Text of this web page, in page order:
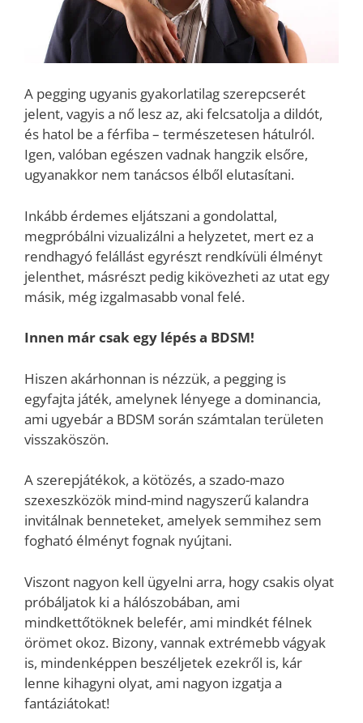
A pegging ugyanis gyakorlatilag szerepcserét
jelent, vagyis a nő lesz az, aki felcsatolja a dildót,
és hatol be a férfiba – természetesen hátulról.
Igen, valóban egészen vadnak hangzik elsőre,
ugyanakkor nem tanácsos élből elutasítani.
Inkább érdemes eljátszani a gondolattal,
megpróbálni vizualizálni a helyzetet, mert ez a
rendhagyó felállást egyrészt rendkívüli élményt
jelenthet, másrészt pedig kikövezheti az utat egy
másik, még izgalmasabb vonal felé.
Innen már csak egy lépés a BDSM!
Hiszen akárhonnan is nézzük, a pegging is
egyfajta játék, amelynek lényege a dominancia,
ami ugyebár a BDSM során számtalan területen
visszaköszön.
A szerepjátékok, a kötözés, a szado-mazo
szexeszközök mind-mind nagyszerű kalandra
invitálnak benneteket, amelyek semmihez sem
fogható élményt fognak nyújtani.
Viszont nagyon kell ügyelni arra, hogy csakis olyat
próbáljatok ki a hálószobában, ami
mindkettőtöknek belefér, ami mindkét félnek
örömet okoz. Bizony, vannak extrémebb vágyak
is, mindenképpen beszéljetek ezekről is, kár
lenne kihagyni olyat, ami nagyon izgatja a
fantáziátokat!